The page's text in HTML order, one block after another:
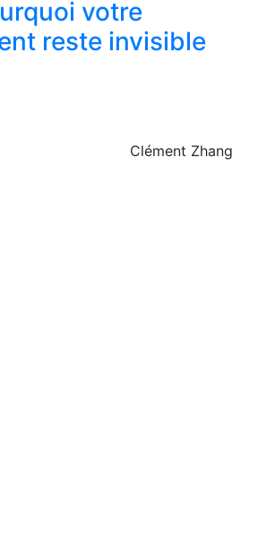
votre
reste invisible
Clément Zhang